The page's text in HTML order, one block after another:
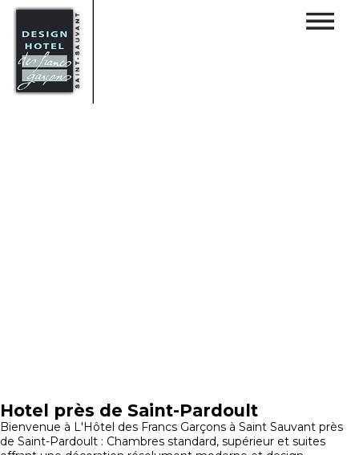
Hotel près de Saint-Pardoult
Bienvenue à L'Hôtel des Francs Garçons à Saint Sauvant près
de Saint-Pardoult : Chambres standard, supérieur et suites